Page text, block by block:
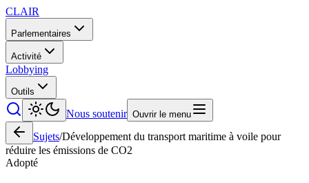
CLAIR
Parlementaires
Activité
Lobbying
Outils
Nous soutenir Ouvrir le menu
Sujets/Développement du transport maritime à voile pour
réduire les émissions de CO2
Adopté